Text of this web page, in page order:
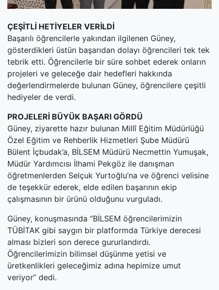
ÇEŞİTLİ HETİYELER VERİLDİ
Başarılı öğrencilerle yakından ilgilenen Güney,
gösterdikleri üstün başarıdan dolayı öğrencileri tek tek
tebrik etti. Öğrencilerle bir süre sohbet ederek onların
projeleri ve geleceğe dair hedefleri hakkında
değerlendirmelerde bulunan Güney, öğrencilere çeşitli
hediyeler de verdi.
PROJELERİ BÜYÜK BAŞARI GÖRDÜ
Güney, ziyarette hazır bulunan Millî Eğitim Müdürlüğü
Özel Eğitim ve Rehberlik Hizmetleri Şube Müdürü
Bülent İçbudak’a, BİLSEM Müdürü Necmettin Yumuşak,
Müdür Yardımcısı İlhami Pekgöz ile danışman
öğretmenlerden Selçuk Yurtoğlu’na ve öğrenci velisine
de teşekkür ederek, elde edilen başarının ekip
çalışmasının bir ürünü olduğunu vurguladı.
Güney, konuşmasında “BİLSEM öğrencilerimizin
TÜBİTAK gibi saygın bir platformda Türkiye derecesi
alması bizleri son derece gururlandırdı.
Öğrencilerimizin bilimsel düşünme yetisi ve
üretkenlikleri geleceğimiz adına hepimize umut
veriyor” dedi.